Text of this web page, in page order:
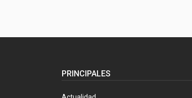
PRINCIPALES